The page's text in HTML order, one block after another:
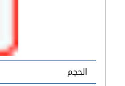
الحجم